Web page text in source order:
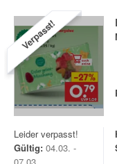
Verpasst!
Leider verpasst!
Gültig: 04.03. -